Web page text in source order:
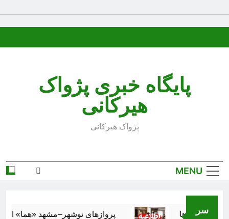
پایگاه خبری پژواک
هیرکانی
پژواک هیرکانی
MENU
سر
پروازهای نوشهر–مشهد «هما» از ۱۸ مرداد برقرار می‌شود